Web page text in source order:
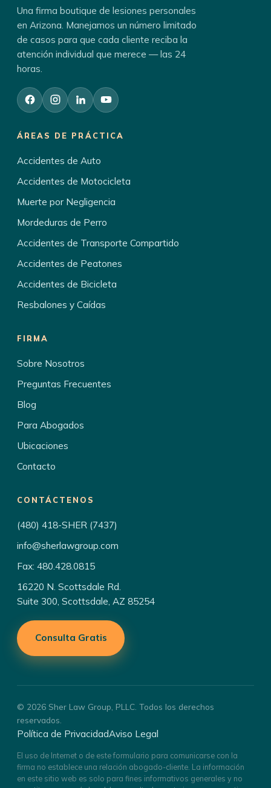
Una firma boutique de lesiones personales
en Arizona. Manejamos un número limitado
de casos para que cada cliente reciba la
atención individual que merece — las 24
horas.
ÁREAS DE PRÁCTICA
Accidentes de Auto
Accidentes de Motocicleta
Muerte por Negligencia
Mordeduras de Perro
Accidentes de Transporte Compartido
Accidentes de Peatones
Accidentes de Bicicleta
Resbalones y Caídas
FIRMA
Sobre Nosotros
Preguntas Frecuentes
Blog
Para Abogados
Ubicaciones
Contacto
CONTÁCTENOS
(480) 418-SHER (7437)
info@sherlawgroup.com
Fax: 480.428.0815
16220 N. Scottsdale Rd.
Suite 300, Scottsdale, AZ 85254
Consulta Gratis
© 2026 Sher Law Group, PLLC. Todos los derechos
reservados.
Política de PrivacidadAviso Legal
El uso de Internet o de este formulario para comunicarse con la
firma no establece una relación abogado-cliente. La información
en este sitio web es solo para fines informativos generales y no